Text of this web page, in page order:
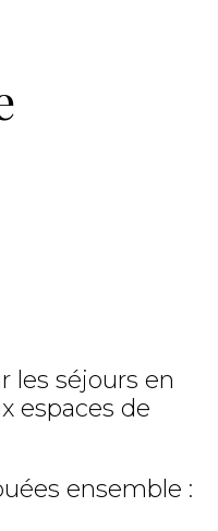
les séjours en
espaces de
ensemble :